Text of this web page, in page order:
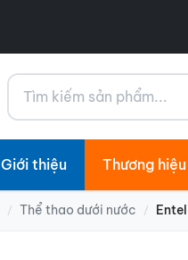
Tìm kiếm
Giới thiệu Thương hiệu
/ Thể thao dưới nước /